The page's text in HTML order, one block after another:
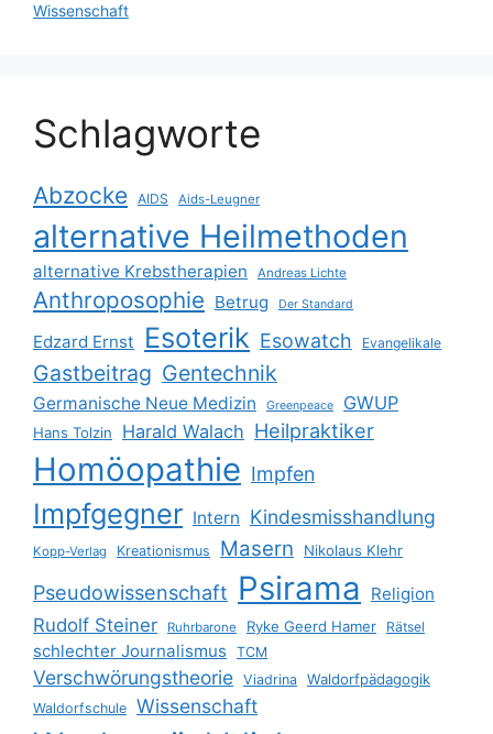
Wissenschaft
Schlagworte
Abzocke AIDS Aids-Leugner
alternative Heilmethoden
alternative Krebstherapien Andreas Lichte
Anthroposophie Betrug Der Standard
Edzard Ernst Esoterik Esowatch Evangelikale
Gastbeitrag Gentechnik
Germanische Neue Medizin Greenpeace GWUP
Hans Tolzin Harald Walach Heilpraktiker
Homöopathie Impfen
Impfgegner Intern Kindesmisshandlung
Kopp-Verlag Kreationismus Masern Nikolaus Klehr
Pseudowissenschaft Psirama Religion
Rudolf Steiner Ruhrbarone Ryke Geerd Hamer Rätsel
schlechter Journalismus TCM
Verschwörungstheorie Viadrina Waldorfpädagogik
Waldorfschule Wissenschaft